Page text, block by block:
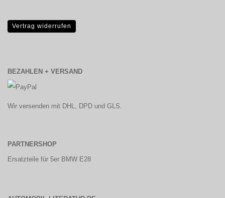
Vertrag widerrufen
BEZAHLEN + VERSAND
Wir versenden mit DHL, DPD und GLS.
PARTNERSHOP
Ersatzteile für 5er BMW E28